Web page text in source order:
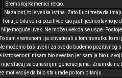
Sremskoj Kamenici rekao.
Nazalost, to je velika istina. Zato ljudi treba da
I ona je bila veliki pozitivac kao ja,ali jednostavno je
Nije moguće uvek. Ne može uvek da se uspe.
To sam vremenom i ja shvatio ali u tom trenutku to
možemo baš uvek i za sve da budemo pozitivnog
istrosenosti nisam bio svestan jer sam ja bio u
nije slučaj sa današnjim generacijama. Znam da
motivacije da bilo sta urade po tom pitanju.